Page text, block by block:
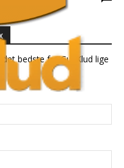
bedste fra Gul Klud lige